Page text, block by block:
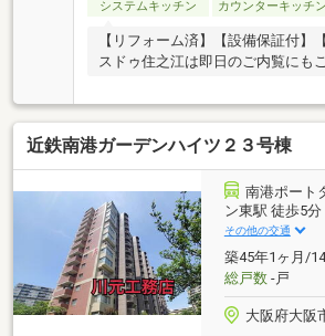
システムキッチン
カウンターキッチン
【リフォーム済】【設備保証付】
スドゥ住之江は即日のご内覧にも
近鉄南港ガーデンハイツ２３号棟
南港ポート
ン東駅 徒歩5分
その他の交通
築45年1ヶ月/
総戸数-戸
大阪府大阪